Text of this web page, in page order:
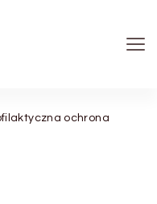
ochrona